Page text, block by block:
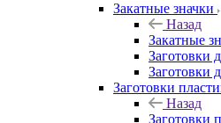
Закатные значки
Назад
Закатные
Заготовки
Заготовки
Заготовки
Назад
Заготовки